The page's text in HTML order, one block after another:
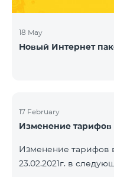
18 May
Новый Интернет
17 February
Изменение тарифов
Изменение тарифов в
23.02.2021г. в